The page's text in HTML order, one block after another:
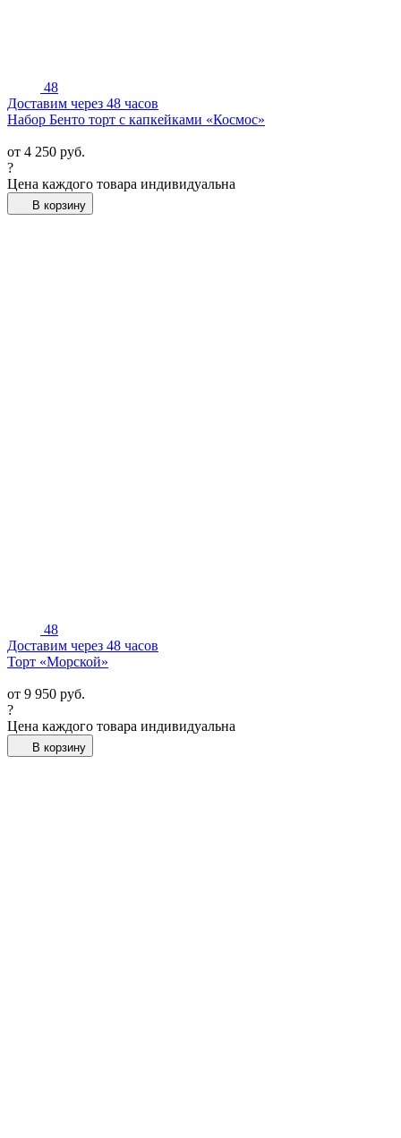
48
Доставим через 48 часов
Набор Бенто торт с капкейками «Космос»
от 4 250 руб.
?
Цена каждого товара индивидуальна
В корзину
48
Доставим через 48 часов
Торт «Морской»
от 9 950 руб.
?
Цена каждого товара индивидуальна
В корзину